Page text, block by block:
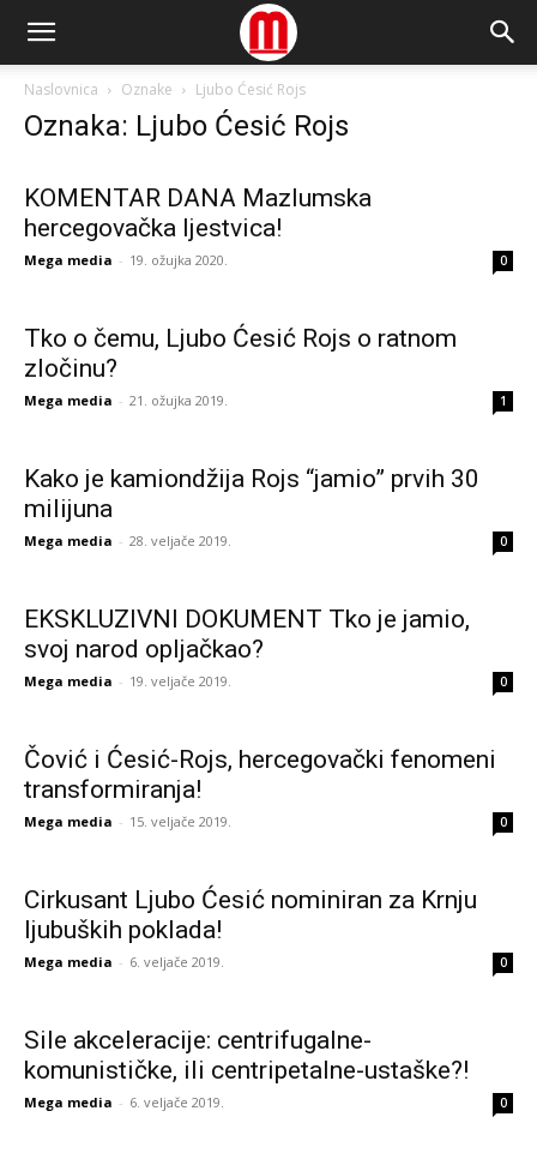
Naslovnica Oznake Ljubo Ćesić Rojs
Oznaka: Ljubo Ćesić Rojs
KOMENTAR DANA Mazlumska
hercegovačka ljestvica!
Mega media - 19. ožujka 2020. 0
Tko o čemu, Ljubo Ćesić Rojs o ratnom
zločinu?
Mega media - 21. ožujka 2019. 1
Kako je kamiondžija Rojs “jamio” prvih 30
milijuna
Mega media - 28. veljače 2019. 0
EKSKLUZIVNI DOKUMENT Tko je jamio,
svoj narod opljačkao?
Mega media - 19. veljače 2019. 0
Čović i Ćesić-Rojs, hercegovački fenomeni
transformiranja!
Mega media - 15. veljače 2019. 0
Cirkusant Ljubo Ćesić nominiran za Krnju
ljubuških poklada!
Mega media - 6. veljače 2019. 0
Sile akceleracije: centrifugalne-
komunističke, ili centripetalne-ustaške?!
Mega media - 6. veljače 2019. 0